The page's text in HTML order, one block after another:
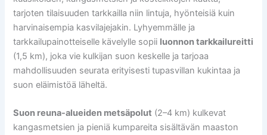
tarjoten tilaisuuden tarkkailla niin lintuja, hyönteisiä kuin
harvinaisempia kasvilajejakin. Lyhyemmälle ja
tarkkailupainotteiselle kävelylle sopii luonnon tarkkailureitti
(1,5 km), joka vie kulkijan suon keskelle ja tarjoaa
mahdollisuuden seurata erityisesti tupasvillan kukintaa ja
suon eläimistöä läheltä.
Suon reuna-alueiden metsäpolut (2–4 km) kulkevat
kangasmetsien ja pieniä kumpareita sisältävän maaston